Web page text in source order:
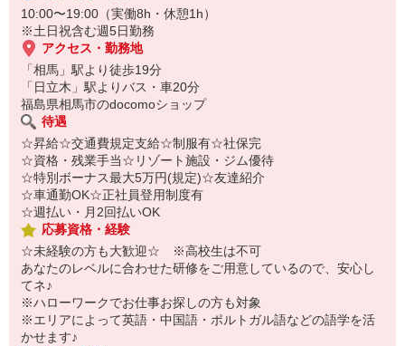
10:00〜19:00（実働8h・休憩1h）
※土日祝含む週5日勤務
アクセス・勤務地
「相馬」駅より徒歩19分
「日立木」駅よりバス・車20分
福島県相馬市のdocomoショップ
待遇
☆昇給☆交通費規定支給☆制服有☆社保完
☆資格・残業手当☆リゾート施設・ジム優待
☆特別ボーナス最大5万円(規定)☆友達紹介
☆車通勤OK☆正社員登用制度有
☆週払い・月2回払いOK
応募資格・経験
☆未経験の方も大歓迎☆ ※高校生は不可
あなたのレベルに合わせた研修をご用意しているので、安心し
てネ♪
※ハローワークでお仕事お探しの方も対象
※エリアによって英語・中国語・ポルトガル語などの語学を活
かせます♪